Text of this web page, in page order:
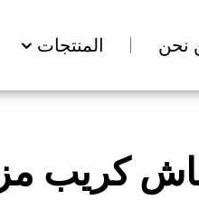
نحن المنتجات
كريب